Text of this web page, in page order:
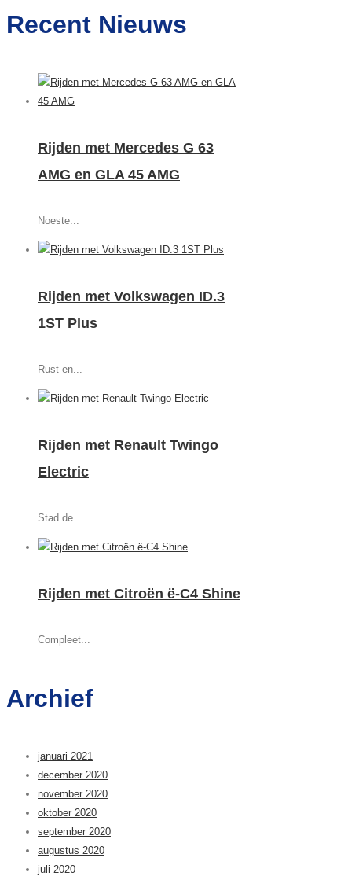
Recent Nieuws
Rijden met Mercedes G 63
AMG en GLA 45 AMG
Noeste...
Rijden met Volkswagen ID.3
1ST Plus
Rust en...
Rijden met Renault Twingo
Electric
Stad de...
Rijden met Citroën ë-C4 Shine
Compleet...
Archief
januari 2021
december 2020
november 2020
oktober 2020
september 2020
augustus 2020
juli 2020